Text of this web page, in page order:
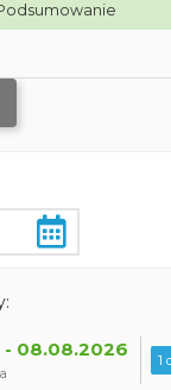
08.08.2026 1